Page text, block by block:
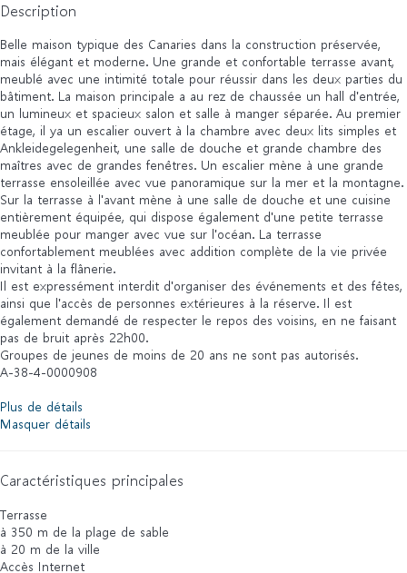
Description
Belle maison typique des Canaries dans la construction préservée,
mais élégant et moderne. Une grande et confortable terrasse avant,
meublé avec une intimité totale pour réussir dans les deux parties du
bâtiment. La maison principale a au rez de chaussée un hall d'entrée,
un lumineux et spacieux salon et salle à manger séparée. Au premier
étage, il ya un escalier ouvert à la chambre avec deux lits simples et
Ankleidegelegenheit, une salle de douche et grande chambre des
maîtres avec de grandes fenêtres. Un escalier mène à une grande
terrasse ensoleillée avec vue panoramique sur la mer et la montagne.
Sur la terrasse à l'avant mène à une salle de douche et une cuisine
entièrement équipée, qui dispose également d'une petite terrasse
meublée pour manger avec vue sur l'océan. La terrasse
confortablement meublées avec addition complète de la vie privée
invitant à la flânerie.
Il est expressément interdit d'organiser des événements et des fêtes,
ainsi que l'accès de personnes extérieures à la réserve. Il est
également demandé de respecter le repos des voisins, en ne faisant
pas de bruit après 22h00.
Groupes de jeunes de moins de 20 ans ne sont pas autorisés.
A-38-4-0000908
Plus de détails
Masquer détails
Caractéristiques principales
Terrasse
à 350 m de la plage de sable
à 20 m de la ville
Accès Internet